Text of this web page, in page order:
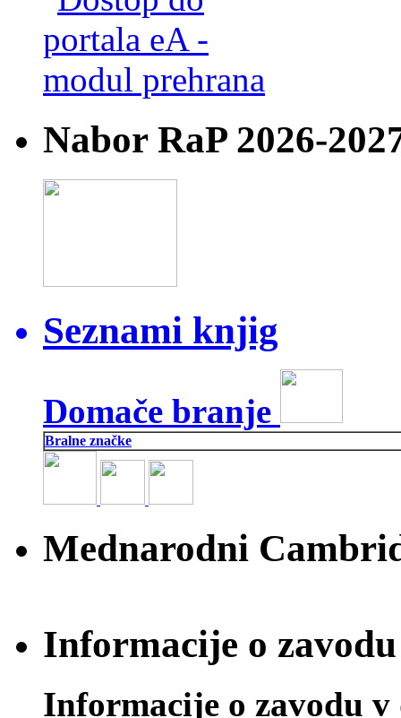
Nabor RaP 2026-
Seznami knjig
Domače branje
Bralne značke
Mednarodni
Informacije o
Informacije o zavodu